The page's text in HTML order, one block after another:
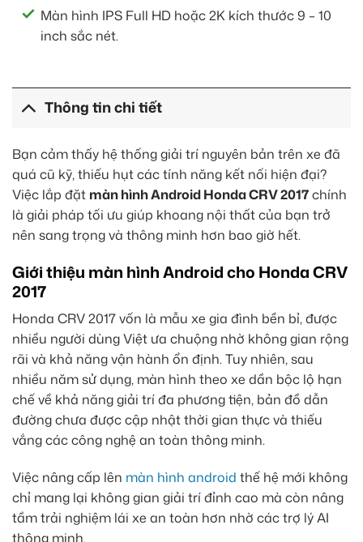
Màn hình IPS Full HD hoặc 2K kích thước 9 – 10
inch sắc nét.
Thông tin chi tiết
Bạn cảm thấy hệ thống giải trí nguyên bản trên xe đã
quá cũ kỹ, thiếu hụt các tính năng kết nối hiện đại?
Việc lắp đặt màn hình Android Honda CRV 2017chính
là giải pháp tối ưu giúp khoang nội thất của bạn trở
nên sang trọng và thông minh hơn bao giờ hết.
Giới thiệu màn hình Android cho Honda CRV
2017
Honda CRV 2017 vốn là mẫu xe gia đình bền bỉ, được
nhiều người dùng Việt ưa chuộng nhờ không gian rộng
rãi và khả năng vận hành ổn định. Tuy nhiên, sau
nhiều năm sử dụng, màn hình theo xe dần bộc lộ hạn
chế về khả năng giải trí đa phương tiện, bản đồ dẫn
đường chưa được cập nhật thời gian thực và thiếu
vắng các công nghệ an toàn thông minh.
Việc nâng cấp lên màn hình android thế hệ mới không
chỉ mang lại không gian giải trí đỉnh cao mà còn nâng
tầm trải nghiệm lái xe an toàn hơn nhờ các trợ lý AI
thông minh.